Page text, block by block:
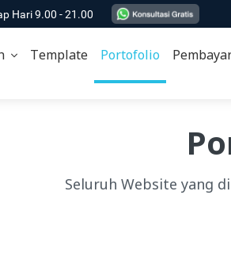
Hari 9.00 - 21.00
Template Portofolio
Seluruh Website yang